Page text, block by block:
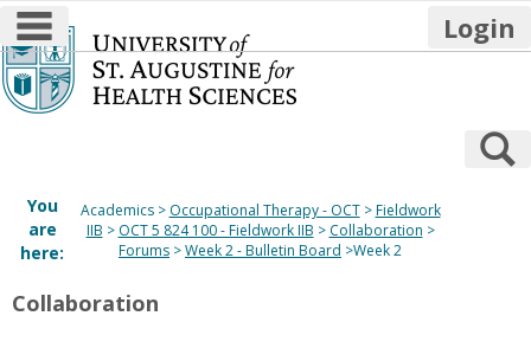
Skip
to
content
main navigation Login
You
are
here:
Academics Occupational Therapy - OCT
Fieldwork
IIB
OCT 5 824 100 - Fieldwork IIB
Collaboration
Forums
Week 2 - Bulletin Board Week 2
Collaboration